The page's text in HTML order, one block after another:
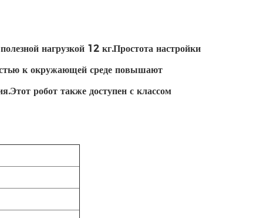
нагрузкой 12 кг.Простота настройки
к окружающей среде повышают
робот также доступен с классом